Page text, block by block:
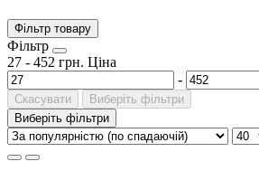
Фільтр товару
Фiльтр
27 - 452 грн. Ціна
-
Скасувати
Виберіть фільтри
Виберіть фільтри